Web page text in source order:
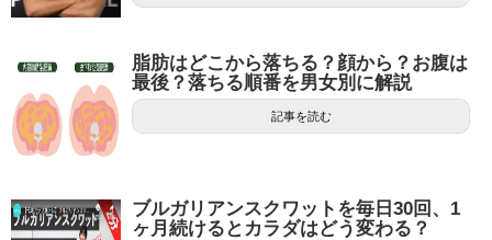
脂肪はどこから落ちる？顔から？お腹は
最後？落ちる順番を男女別に解説
記事を読む
ブルガリアンスクワットを毎日30回、1
ヶ月続けるとカラダはどう変わる？